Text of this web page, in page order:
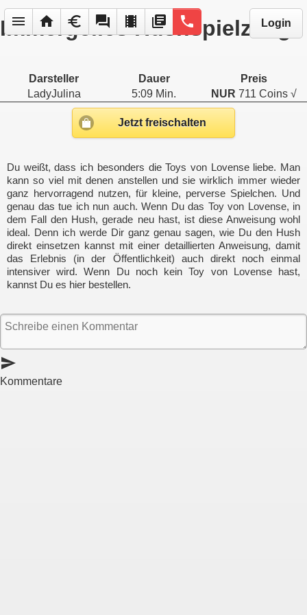
menu home euro forum local_movies library_books phone Login
Immergeiles Hushspielzeug
Darsteller Dauer
Preis
LadyJulina
5:09 Min. NUR 711 Coins √
Jetzt freischalten
Du weißt, dass ich besonders die Toys von Lovense liebe. Man
kann so viel mit denen anstellen und sie wirklich immer wieder
ganz hervorragend nutzen, für kleine, perverse Spielchen. Und
genau das tue ich nun auch. Wenn Du das Toy von Lovense, in
dem Fall den Hush, gerade neu hast, ist diese Anweisung wohl
ideal. Denn ich werde Dir ganz genau sagen, wie Du den Hush
direkt einsetzen kannst mit einer detaillierten Anweisung, damit
das Erlebnis (in der Öffentlichkeit) auch direkt noch einmal
intensiver wird. Wenn Du noch kein Toy von Lovense hast,
kannst Du es hier bestellen.
send
Kommentare